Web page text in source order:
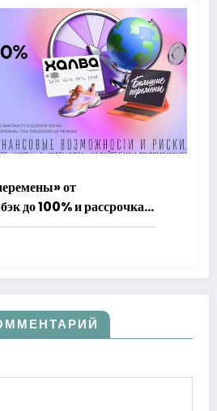
от
до 100% и рассрочка